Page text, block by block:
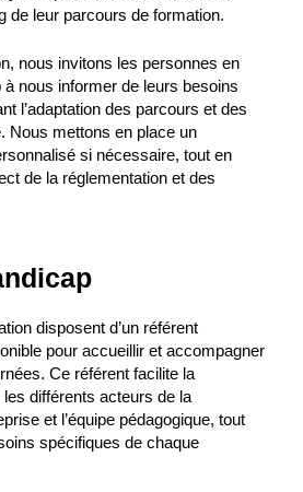
de leur parcours de formation.
nous invitons les personnes en
nous informer de leurs besoins
l’adaptation des parcours et des
Nous mettons en place un
si nécessaire, tout en
de la réglementation et des
disposent d’un référent
pour accueillir et accompagner
Ce référent facilite la
différents acteurs de la
et l’équipe pédagogique, tout
spécifiques de chaque